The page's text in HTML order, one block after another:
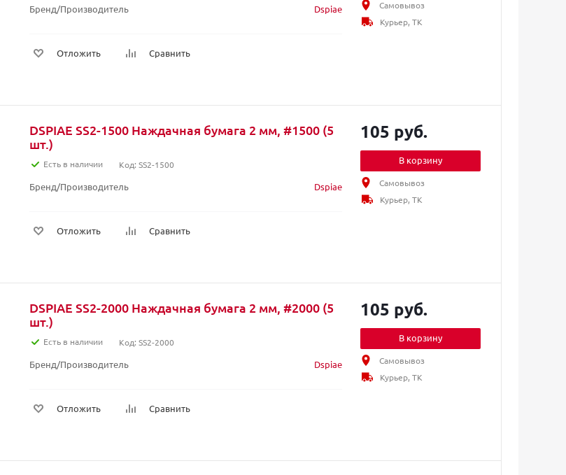
Бренд/Производитель Dspiae
Отложить Сравнить
Самовывоз
Курьер, ТК
DSPIAE SS2-1500 Наждачная бумага 2 мм, #1500 (5
шт.)
Есть в наличии Код: SS2-1500
Бренд/Производитель Dspiae
Отложить Сравнить
105 руб.
В корзину
Самовывоз
Курьер, ТК
DSPIAE SS2-2000 Наждачная бумага 2 мм, #2000 (5
шт.)
Есть в наличии Код: SS2-2000
Бренд/Производитель Dspiae
Отложить Сравнить
105 руб.
В корзину
Самовывоз
Курьер, ТК